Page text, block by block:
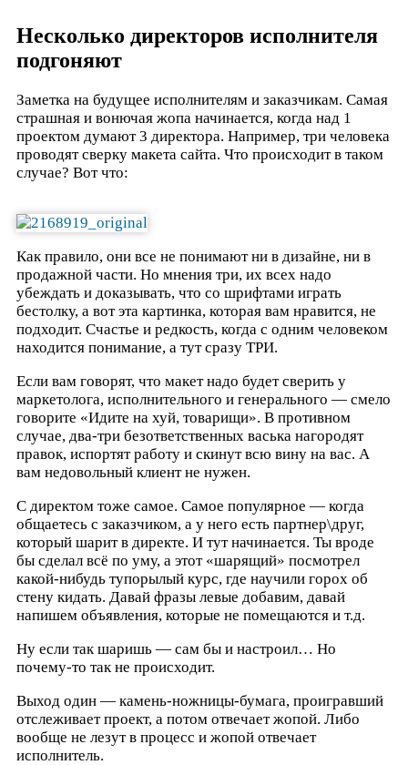
Несколько директоров исполнителя
подгоняют
Заметка на будущее исполнителям и заказчикам. Самая
страшная и вонючая жопа начинается, когда над 1
проектом думают 3 директора. Например, три человека
проводят сверку макета сайта. Что происходит в таком
случае? Вот что:
Как правило, они все не понимают ни в дизайне, ни в
продажной части. Но мнения три, их всех надо
убеждать и доказывать, что со шрифтами играть
бестолку, а вот эта картинка, которая вам нравится, не
подходит. Счастье и редкость, когда с одним человеком
находится понимание, а тут сразу ТРИ.
Если вам говорят, что макет надо будет сверить у
маркетолога, исполнительного и генерального — смело
говорите «Идите на хуй, товарищи». В противном
случае, два-три безответственных васька нагородят
правок, испортят работу и скинут всю вину на вас. А
вам недовольный клиент не нужен.
С директом тоже самое. Самое популярное — когда
общаетесь с заказчиком, а у него есть партнер\друг,
который шарит в директе. И тут начинается. Ты вроде
бы сделал всё по уму, а этот «шарящий» посмотрел
какой-нибудь тупорылый курс, где научили горох об
стену кидать. Давай фразы левые добавим, давай
напишем объявления, которые не помещаются и т.д.
Ну если так шаришь — сам бы и настроил… Но
почему-то так не происходит.
Выход один — камень-ножницы-бумага, проигравший
отслеживает проект, а потом отвечает жопой. Либо
вообще не лезут в процесс и жопой отвечает
исполнитель.